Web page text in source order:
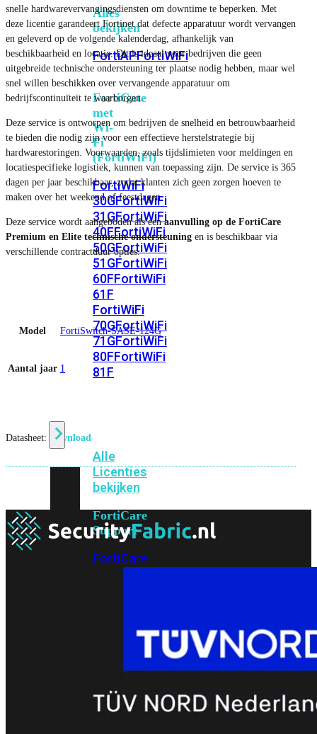
Alles
bekijken
FortiAPFortiWiFi
FortiGate
met
Wi-
Fi
(FortiWiFi)
FortiWiFi
30GFortiWiFi
31GFortiWiFi
40FFortiWiFi
50GFortiWiFi
51GFortiWiFi
60FFortiWiFi
61F
FortiWiFi
70GFortiWiFi
71GFortiWiFi
80FFortiWiFi
81F
Alle
Licenties
bekijken
FortiCare
Support
FortiCare
FortiCare
FortiCare
snelle hardwarevervangingsdiensten om downtime te beperken. Met
deze licentie garandeert Fortinet dat defecte apparatuur wordt vervangen
en geleverd op de volgende kalenderdag, afhankelijk van
beschikbaarheid en locatie. Dit is ideaal voor bedrijven die geen
uitgebreide technische ondersteuning ter plaatse nodig hebben, maar wel
snel willen beschikken over vervangende apparatuur om
bedrijfscontinuïteit te waarborgen.
Deze service is ontworpen om bedrijven de snelheid en betrouwbaarheid
te bieden die nodig zijn voor een effectieve herstelstrategie bij
hardwarestoringen. Voorwaarden, zoals tijdslimieten voor meldingen en
locatiespecifieke logistiek, kunnen van toepassing zijn. De service is 365
dagen per jaar beschikbaar, zodat klanten zich geen zorgen hoeven te
maken over het weekend of feestdagen.
Deze service wordt aangeboden als eenaanvulling op de FortiCare
Premium en Elite technische ondersteuning en is beschikbaar via
verschillende contractduur opties.
Model FortiSwitch-SASE-124G
Aantal jaar 1
Datasheet: download